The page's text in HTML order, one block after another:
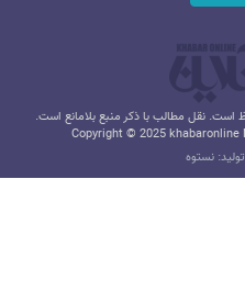
نقل مطالب با ذکر منبع بلامانع است.
Copyright © 2025 khabaronline
نستوه